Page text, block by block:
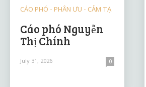
CÁO PHÓ - PHÂN ƯU - CẢM TẠ
Cáo phó Nguyễn
Thị Chính
July 31, 2026 0